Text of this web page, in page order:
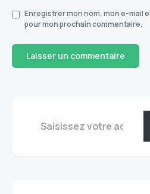
Enregistrer mon nom, mon e-mail
pour mon prochain commentaire.